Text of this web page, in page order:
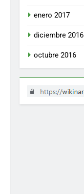
enero 2017
diciembre 2016
octubre 2016